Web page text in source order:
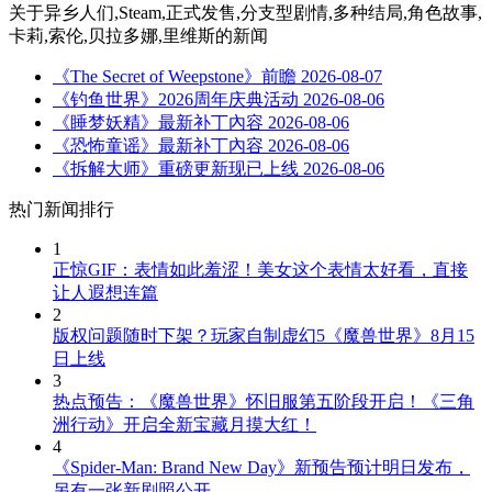
关于异乡人们,Steam,正式发售,分支型剧情,多种结局,角色故事,
卡莉,索伦,贝拉多娜,里维斯的新闻
《The Secret of Weepstone》前瞻 2026-08-07
《钓鱼世界》2026周年庆典活动 2026-08-06
《睡梦妖精》最新补丁內容 2026-08-06
《恐怖童谣》最新补丁內容 2026-08-06
《拆解大师》重磅更新现已上线 2026-08-06
热门新闻排行
1
正惊GIF：表情如此羞涩！美女这个表情太好看，直接
让人遐想连篇
2
版权问题随时下架？玩家自制虚幻5《魔兽世界》8月15
日上线
3
热点预告：《魔兽世界》怀旧服第五阶段开启！《三角
洲行动》开启全新宝藏月摸大红！
4
《Spider-Man: Brand New Day》新预告预计明日发布，